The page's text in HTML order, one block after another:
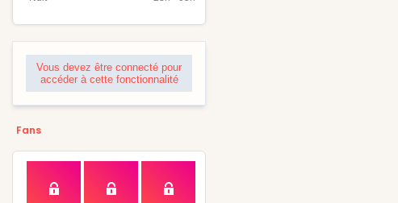
Vous devez être connecté pour
accéder à cette fonctionnalité
Fans